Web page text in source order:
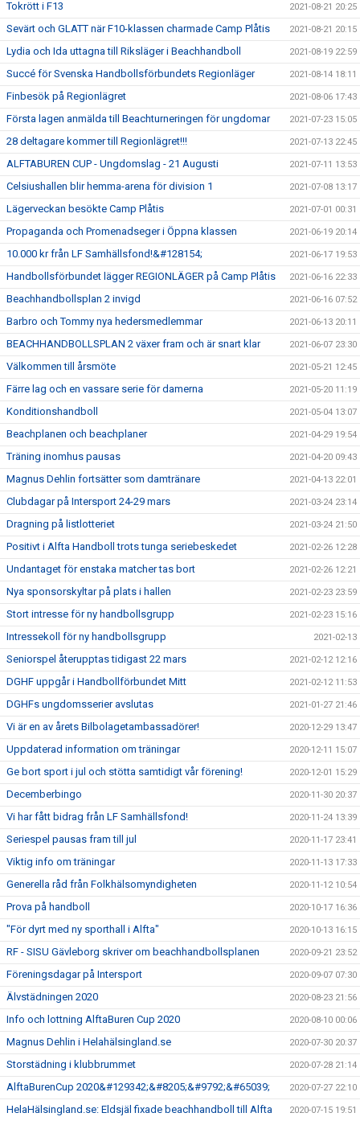
Tokrött i F13 2021-08-21 20:25
Sevärt och GLATT när F10-klassen charmade Camp Plåtis 2021-08-21 20:15
Lydia och Ida uttagna till Riksläger i Beachhandboll 2021-08-19 22:59
Succé för Svenska Handbollsförbundets Regionläger 2021-08-14 18:11
Finbesök på Regionlägret 2021-08-06 17:43
Första lagen anmälda till Beachturneringen för ungdomar 2021-07-23 15:05
28 deltagare kommer till Regionlägret!!! 2021-07-13 22:45
ALFTABUREN CUP - Ungdomslag - 21 Augusti 2021-07-11 13:53
Celsiushallen blir hemma-arena för division 1 2021-07-08 13:17
Lägerveckan besökte Camp Plåtis 2021-07-01 00:31
Propaganda och Promenadseger i Öppna klassen 2021-06-19 20:14
10.000 kr från LF Samhällsfond!&#128154; 2021-06-17 19:53
Handbollsförbundet lägger REGIONLÄGER på Camp Plåtis 2021-06-16 22:33
Beachhandbollsplan 2 invigd 2021-06-16 07:52
Barbro och Tommy nya hedersmedlemmar 2021-06-13 20:11
BEACHHANDBOLLSPLAN 2 växer fram och är snart klar 2021-06-07 23:30
Välkommen till årsmöte 2021-05-21 12:45
Färre lag och en vassare serie för damerna 2021-05-20 11:19
Konditionshandboll 2021-05-04 13:07
Beachplanen och beachplaner 2021-04-29 19:54
Träning inomhus pausas 2021-04-20 09:43
Magnus Dehlin fortsätter som damtränare 2021-04-13 22:01
Clubdagar på Intersport 24-29 mars 2021-03-24 23:14
Dragning på listlotteriet 2021-03-24 21:50
Positivt i Alfta Handboll trots tunga seriebeskedet 2021-02-26 12:28
Undantaget för enstaka matcher tas bort 2021-02-26 12:21
Nya sponsorskyltar på plats i hallen 2021-02-23 23:59
Stort intresse för ny handbollsgrupp 2021-02-23 15:16
Intressekoll för ny handbollsgrupp 2021-02-13
Seniorspel återupptas tidigast 22 mars 2021-02-12 12:16
DGHF uppgår i Handbollförbundet Mitt 2021-02-12 11:53
DGHFs ungdomsserier avslutas 2021-01-27 21:46
Vi är en av årets Bilbolagetambassadörer! 2020-12-29 13:47
Uppdaterad information om träningar 2020-12-11 15:07
Ge bort sport i jul och stötta samtidigt vår förening! 2020-12-01 15:29
Decemberbingo 2020-11-30 20:37
Vi har fått bidrag från LF Samhällsfond! 2020-11-24 13:39
Seriespel pausas fram till jul 2020-11-17 23:41
Viktig info om träningar 2020-11-13 17:33
Generella råd från Folkhälsomyndigheten 2020-11-12 10:54
Prova på handboll 2020-10-17 16:36
"För dyrt med ny sporthall i Alfta" 2020-10-13 16:15
RF - SISU Gävleborg skriver om beachhandbollsplanen 2020-09-21 23:52
Föreningsdagar på Intersport 2020-09-07 07:30
Älvstädningen 2020 2020-08-23 21:56
Info och lottning AlftaBuren Cup 2020 2020-08-10 00:06
Magnus Dehlin i Helahälsingland.se 2020-07-30 20:37
Storstädning i klubbrummet 2020-07-28 21:14
AlftaBurenCup 2020&#129342;&#8205;&#9792;&#65039; 2020-07-27 22:10
HelaHälsingland.se: Eldsjäl fixade beachhandboll till Alfta 2020-07-15 19:51